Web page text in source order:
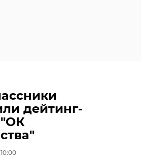
дейтинг-
"ОК